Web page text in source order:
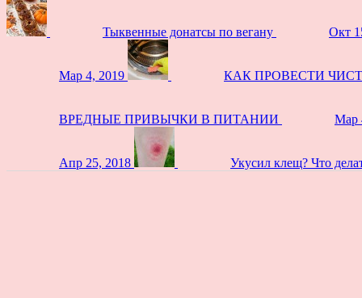
Тыквенные донатсы по вегану Окт
Мар 4, 2019 КАК ПРОВЕСТИ
ВРЕДНЫЕ ПРИВЫЧКИ В ПИТАНИИ Мар
Апр 25, 2018 Укусил клещ? Что